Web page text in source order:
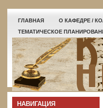
ГЛАВНАЯ О КАФЕДРЕ /
ТЕМАТИЧЕСКОЕ
НАВИГАЦИЯ